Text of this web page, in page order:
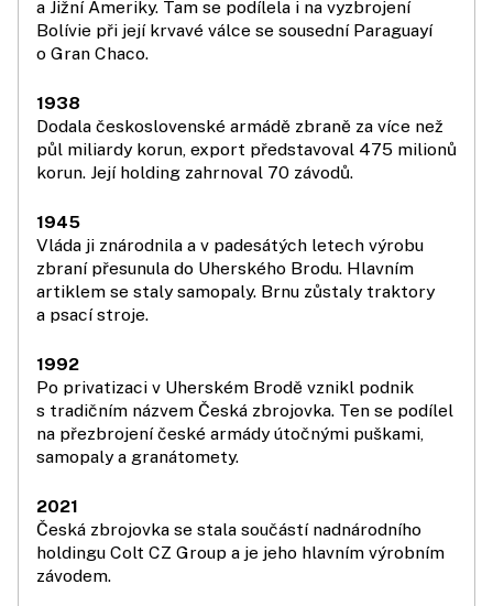
a Jižní Ameriky. Tam se podílela i na vyzbrojení
Bolívie při její krvavé válce se sousední Paraguayí
o Gran Chaco.
1938
Dodala československé armádě zbraně za více než
půl miliardy korun, export představoval 475 milionů
korun. Její holding zahrnoval 70 závodů.
1945
Vláda ji znárodnila a v padesátých letech výrobu
zbraní přesunula do Uherského Brodu. Hlavním
artiklem se staly samopaly. Brnu zůstaly traktory
a psací stroje.
1992
Po privatizaci v Uherském Brodě vznikl podnik
s tradičním názvem Česká zbrojovka. Ten se podílel
na přezbrojení české armády útočnými puškami,
samopaly a granátomety.
2021
Česká zbrojovka se stala součástí nadnárodního
holdingu Colt CZ Group a je jeho hlavním výrobním
závodem.